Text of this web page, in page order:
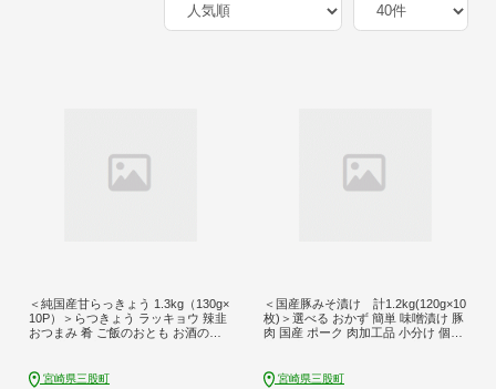
＜純国産甘らっきょう 1.3kg（130g×
10P）＞らつきょう ラッキョウ 辣韭
おつまみ 肴 ご飯のおとも お酒のお
漬け込み 国産 宮崎県産 九州産【MI0
宮崎県三股町
＜国産豚みそ漬け 計1.2kg(120g×10
枚)＞選べる おかず 簡単 味噌漬け 豚
肉 国産 ポーク 肉加工品 小分け 個包
メイン BBQ 焼肉 セット 詰め合わせ
宮崎県三股町